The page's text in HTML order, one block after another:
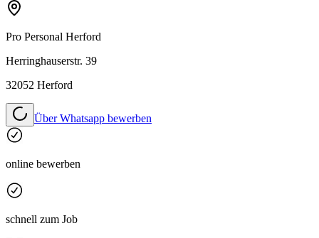
Pro Personal Herford
Herringhauserstr. 39
32052 Herford
Über Whatsapp bewerben
online bewerben
schnell zum Job